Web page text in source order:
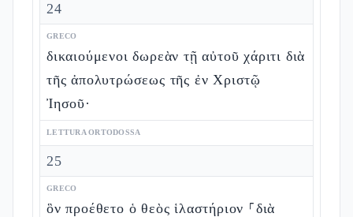
24
GRECO
δικαιούμενοι δωρεὰν τῇ αὐτοῦ χάριτι διὰ
τῆς ἀπολυτρώσεως τῆς ἐν Χριστῷ
Ἰησοῦ·
LETTURA ORTODOSSA
25
GRECO
ὃν προέθετο ὁ θεὸς ἱλαστήριον ⸀διὰ